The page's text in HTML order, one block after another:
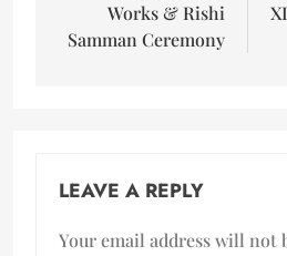
Works & Rishi
Samman Ceremony
XI
LEAVE A REPLY
Your email address will not